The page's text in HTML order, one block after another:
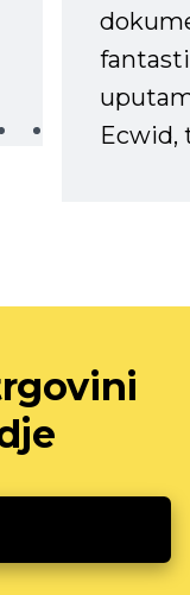
Ecwid,